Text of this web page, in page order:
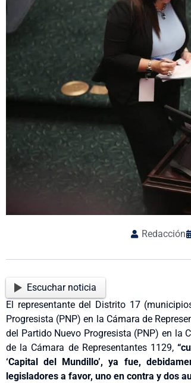
Redacción
Escuchar noticia
El representante del Distrito 17
Progresista (PNP) en la Cámara de
del Partido Nuevo Progresista (PNP) en la
de la Cámara de Representantes 1129,
‘Capital del Mundillo’, ya fue,
legisladores a favor, uno en contra y dos